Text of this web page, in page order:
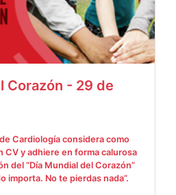
Corazón - 29 de
Cardiología considera como
CV y adhiere en forma calurosa
del “Día Mundial del Corazón”
importa. No te pierdas nada”.